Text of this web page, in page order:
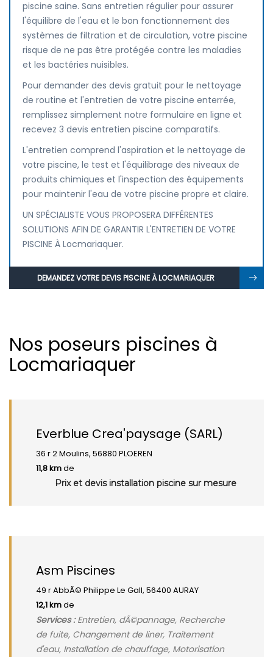
piscine saine. Sans entretien régulier pour assurer
l'équilibre de l'eau et le bon fonctionnement des
systèmes de filtration et de circulation, votre piscine
risque de ne pas être protégée contre les maladies
et les bactéries nuisibles.
Pour demander des devis gratuit pour le nettoyage
de routine et l'entretien de votre piscine enterrée,
remplissez simplement notre formulaire en ligne et
recevez 3 devis entretien piscine comparatifs.
L'entretien comprend l'aspiration et le nettoyage de
votre piscine, le test et l'équilibrage des niveaux de
produits chimiques et l'inspection des équipements
pour maintenir l'eau de votre piscine propre et claire.
UN SPÉCIALISTE VOUS PROPOSERA DIFFÉRENTES
SOLUTIONS AFIN DE GARANTIR L'ENTRETIEN DE VOTRE
PISCINE À Locmariaquer.
DEMANDEZ VOTRE DEVIS PISCINE À LOCMARIAQUER
Nos poseurs piscines à
Locmariaquer
Everblue Crea'paysage (SARL)
36 r 2 Moulins, 56880 PLOEREN
11,8 kmde
Prix et devis installation piscine sur mesure
Asm Piscines
49 r AbbÃ© Philippe Le Gall, 56400 AURAY
12,1 kmde
Services :Entretien, dÃ©pannage, Recherche
de fuite, Changement de liner, Traitement
d'eau, Installation de chauffage, Motorisation